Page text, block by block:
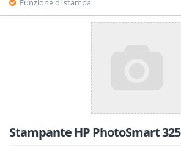
Funzione di stampa
Stampante HP PhotoSmart 325